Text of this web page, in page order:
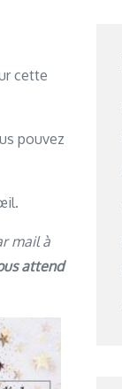
cette
pouvez
mail à
attend